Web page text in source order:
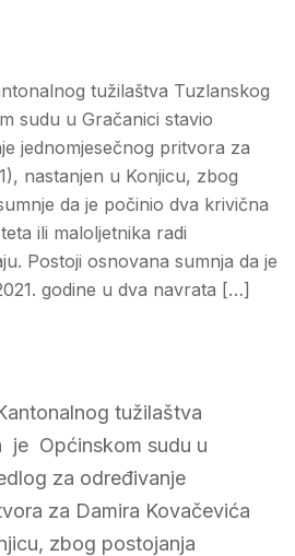
tužilaštva Tuzlanskog
sudu u Gračanici stavio
jednomjesečnog pritvora za
nastanjen u Konjicu, zbog
da je počinio dva krivična
ili maloljetnika radi
Postoji osnovana sumnja da je
godine u dva navrata […]
tužilaštva
je Općinskom sudu u
za određivanje
za Damira Kovačevića
zbog postojanja